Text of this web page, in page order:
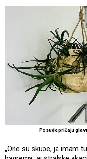
Posude pričaju
„One su skupe, ja imam